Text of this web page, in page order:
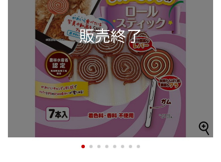
1 2 3 4 5 6 7 8